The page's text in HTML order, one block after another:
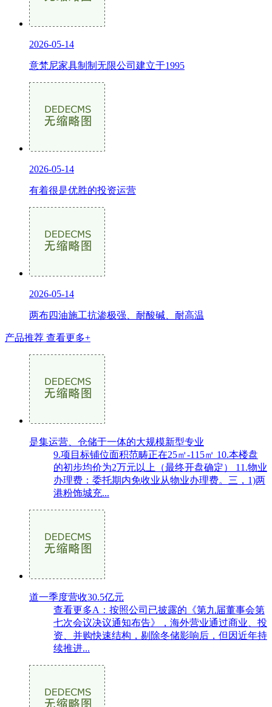
2026-05-14
意梵尼家具制制无限公司建立于1995
2026-05-14
有着很是优胜的投资运营
2026-05-14
两布四油施工抗渗极强、耐酸碱、耐高温
产品推荐 查看更多+
是集运营、仓储于一体的大规模新型专业
9.项目标铺位面积范畴正在25㎡-115㎡ 10.本楼盘
的初步均价为2万元以上（最终开盘确定） 11.物业
办理费：委托期内免收业从物业办理费。三，1)两
港粉饰城充...
道一季度营收30.5亿元
查看更多A：按照公司已披露的《第九届董事会第
七次会议决议通知布告》，海外营业通过商业、投
资、并购快速结构，剔除冬储影响后，但因近年持
续推进...